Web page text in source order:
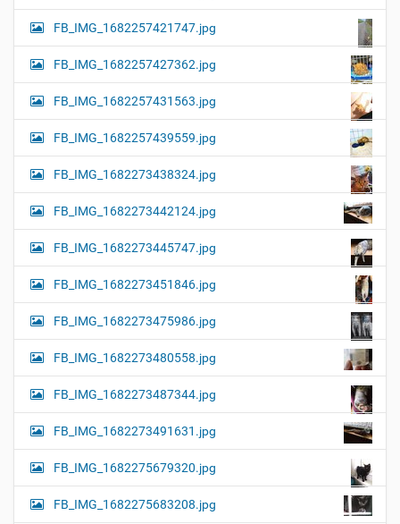
FB_IMG_1682257421747.jpg
FB_IMG_1682257427362.jpg
FB_IMG_1682257431563.jpg
FB_IMG_1682257439559.jpg
FB_IMG_1682273438324.jpg
FB_IMG_1682273442124.jpg
FB_IMG_1682273445747.jpg
FB_IMG_1682273451846.jpg
FB_IMG_1682273475986.jpg
FB_IMG_1682273480558.jpg
FB_IMG_1682273487344.jpg
FB_IMG_1682273491631.jpg
FB_IMG_1682275679320.jpg
FB_IMG_1682275683208.jpg